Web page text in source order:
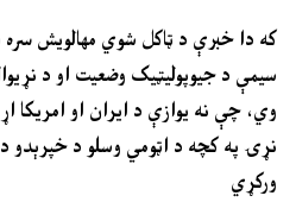
که دا خبرې د ټاکل شوي مهالویش
سیمې د جیوپولیټیک وضعیت او د
وي، چې نه یوازې د ایران او امریکا
نړۍ په کچه د اټومي وسلو د
ورکړي